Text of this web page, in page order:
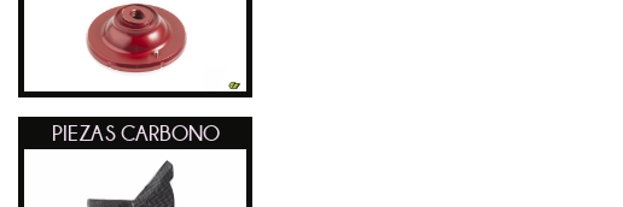
PIEZAS CARBONO